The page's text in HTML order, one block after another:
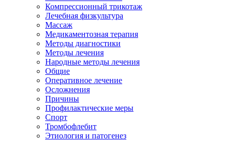
Компрессионный трикотаж
Лечебная физкультура
Массаж
Медикаментозная терапия
Методы диагностики
Методы лечения
Народные методы лечения
Общие
Оперативное лечение
Осложнения
Причины
Профилактические меры
Спорт
Тромбофлебит
Этиология и патогенез